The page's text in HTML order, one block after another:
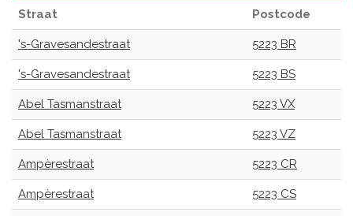
Straat Postcode
's-Gravesandestraat 5223 BR
's-Gravesandestraat 5223 BS
Abel Tasmanstraat 5223 VX
Abel Tasmanstraat 5223 VZ
Ampèrestraat 5223 CR
Ampèrestraat 5223 CS